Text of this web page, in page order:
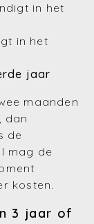
in het
in het
jaar
maanden
dan
de
mag de
kosten.
3 jaar of